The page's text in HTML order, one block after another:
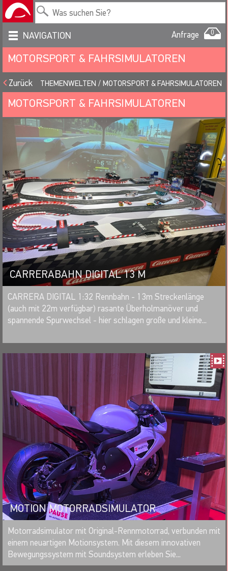
NAVIGATION Anfrage 0
MOTORSPORT & FAHRSIMULATOREN
Zurück THEMENWELTEN MOTORSPORT & FAHRSIMULATOREN
MOTORSPORT & FAHRSIMULATOREN
CARRERABAHN DIGITAL 13 M
MERKEN
CARRERA DIGITAL 1:32 Rennbahn - 13m Streckenlänge
(auch mit 22m verfügbar) rasante Überholmanöver und
spannende Spurwechsel - hier schlagen große und kleine...
MOTION MOTORRADSIMULATOR
MERKEN
Motorradsimulator mit Original-Rennmotorrad, verbunden mit
einem neuartigen Motionsystem. Mit diesem innovativen
Bewegungssystem mit Soundsystem erleben Sie...